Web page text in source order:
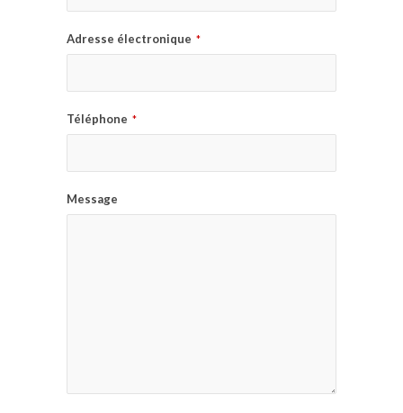
Adresse électronique *
Téléphone *
Message